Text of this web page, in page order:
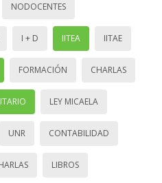
NODOCENTES
I + D IITEA IITAE
FORMACIÓN CHARLAS
LEY MICAELA
UNR CONTABILIDAD
LIBROS